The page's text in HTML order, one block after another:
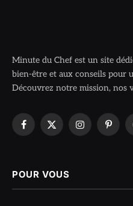
Minute du Chef est un site
bien-être et aux conseils pour
Découvrez notre mission, nos
Facebook
X
Instagram
POUR VOUS